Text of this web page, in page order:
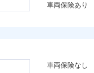
車両保険あり
車両保険なし